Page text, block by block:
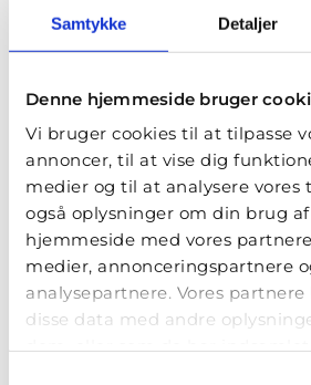
Samtykke Detaljer
Denne hjemmeside bruger
Vi bruger cookies til at tilpasse
annoncer, til at vise dig
medier og til at analysere vores
også oplysninger om din brug af
hjemmeside med vores
medier, annonceringspartnere
analysepartnere. Vores
disse data med andre
personlig betjening, uanset om
får leveret direkte til døren.
blomsterbutikker i
Floristen Danmark.
Tilbyder de blomster til særlige
begivenheder?
De fleste blomsterbutikker i
buketter, dekorationer, kranse
blomsterarrangementer til
påske, begravelse og andre
Udvalget varierer, så kontakt
blomsterbutik for mere info.